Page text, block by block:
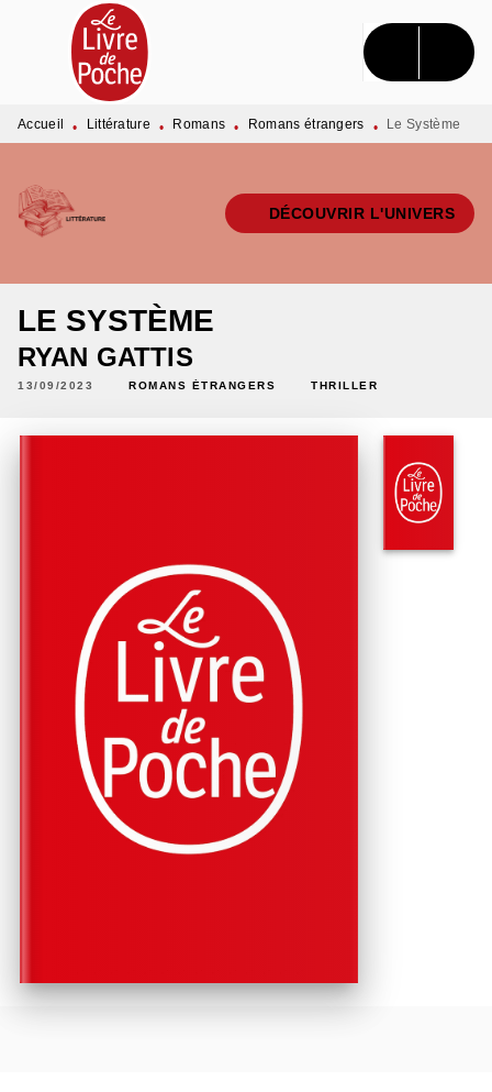
MENU RECHERCHE CONTENU
PIED DE PAGE
Accueil • Littérature • Romans • Romans étrangers • Le Système
DÉCOUVRIR L'UNIVERS
LE SYSTÈME
RYAN GATTIS
13/09/2023 ROMANS ÉTRANGERS THRILLER